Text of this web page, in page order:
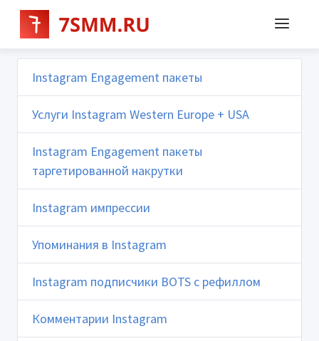
Instagram Engagement пакеты
Услуги Instagram Western Europe + USA
Instagram Engagement пакеты
таргетированной накрутки
Instagram импрессии
Упоминания в Instagram
Instagram подписчики BOTS с рефиллом
Комментарии Instagram